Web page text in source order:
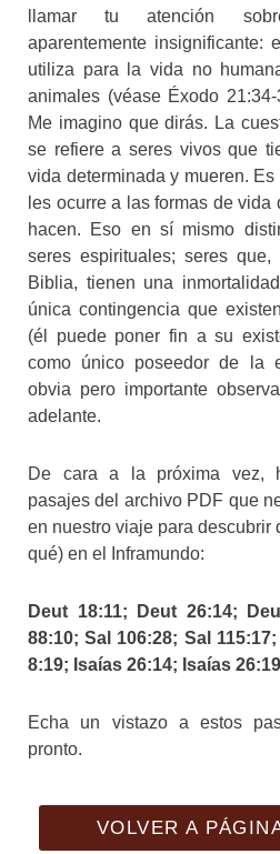
llamar tu atención
aparentemente insignificante:
utiliza para la vida no
animales (véase Éxodo
Me imagino que dirás. La
se refiere a seres vivos que
vida determinada y mueren.
les ocurre a las formas de
hacen. Eso en sí mismo
seres espirituales; seres
Biblia, tienen una
única contingencia que
(él puede poner fin a su
como único poseedor de la
obvia pero importante
adelante.
De cara a la próxima vez,
pasajes del archivo PDF que
en nuestro viaje para descubrir
qué) en el Inframundo:
Deut 18:11; Deut 26:14;
88:10; Sal 106:28; Sal
8:19; Isaías 26:14; Isaías
Echa un vistazo a estos
pronto.
VOLVER A